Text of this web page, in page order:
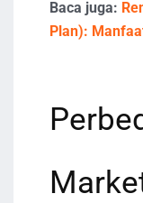
Baca juga:
Plan):